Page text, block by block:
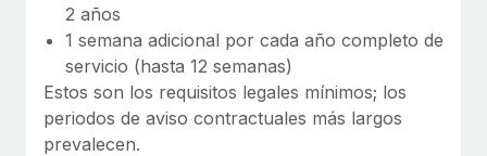
Más información
2 años
1 semana adicional por cada año completo de
servicio (hasta 12 semanas)
Estos son los requisitos legales mínimos; los
periodos de aviso contractuales más largos
prevalecen.